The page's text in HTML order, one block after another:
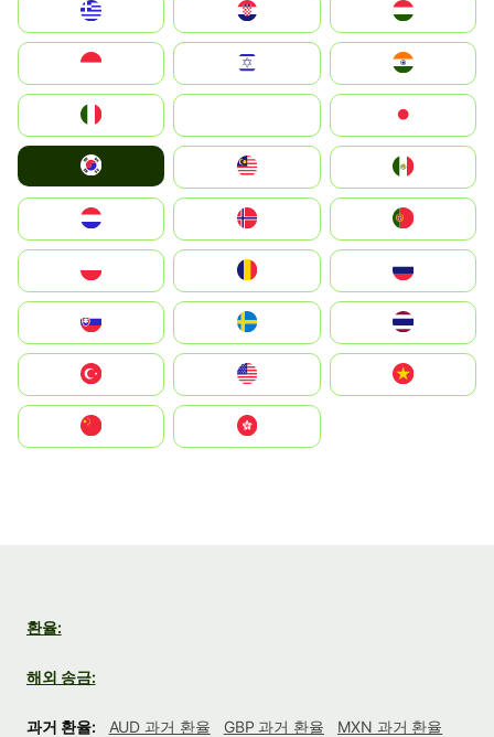
Magyarország
South Korea
United States
中國香港特別行政區
환율:
해외 송금:
과거 환율: AUD 과거 환율 GBP 과거 환율
MXN 과거 환율